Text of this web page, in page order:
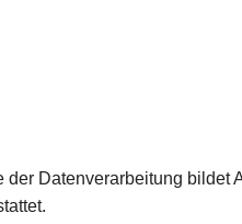
Datenverarbeitung bildet